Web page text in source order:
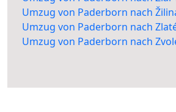
Umzug von Paderborn nach
Umzug von Paderborn nach
Umzug von Paderborn nach